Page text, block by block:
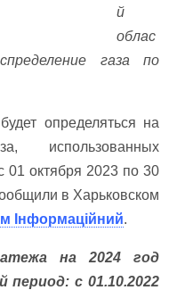
й
облас
газа по
определяться на
использованных
01 октября 2023 по 30
в Харьковском
Інформаційний.
на 2024 год
период: с 01.10.2022